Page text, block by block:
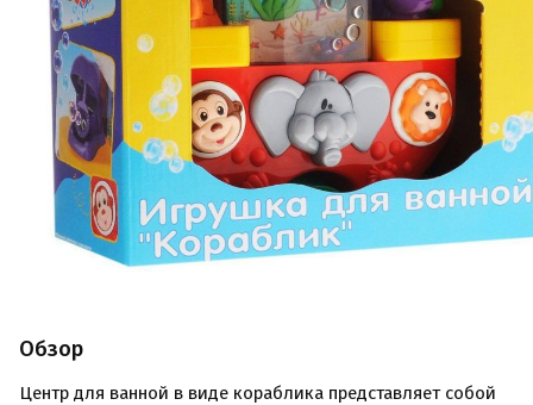
Обзор
Центр для ванной в виде кораблика представляет собой